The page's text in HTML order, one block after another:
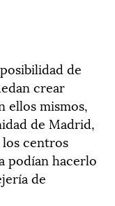
de
crear
ellos mismos,
de Madrid,
centros
podían hacerlo
de